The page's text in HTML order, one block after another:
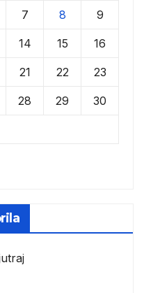
7 8 9
14 15 16
21 22 23
28 29 30